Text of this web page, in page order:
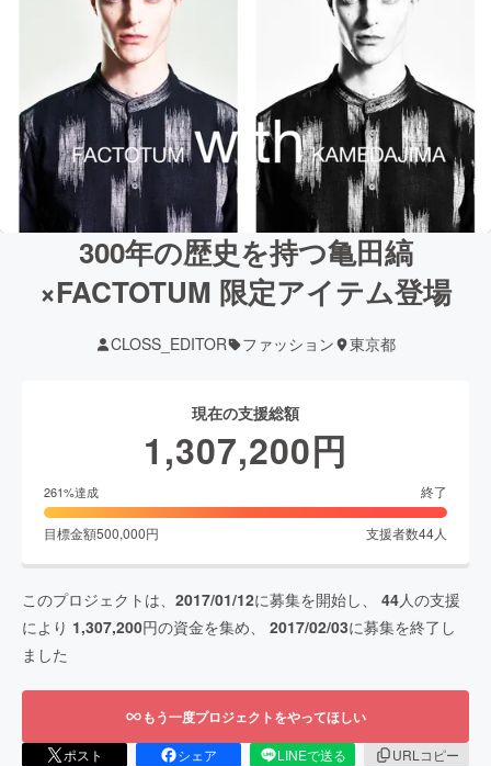
300年の歴史を持つ⻲⽥縞
×FACTOTUM 限定アイテム登場
CLOSS_EDITOR ファッション 東京都
現在の支援総額
1,307,200円
261%達成 終了
目標金額500,000円 支援者数44人
このプロジェクトは、 2017/01/12に募集を開始し、 44人の支援
により 1,307,200円の資金を集め、 2017/02/03に募集を終了し
ました
もう一度プロジェクトをやってほしい
ポスト シェア LINEで送る
URLコピー